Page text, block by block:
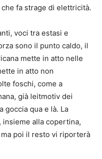
fa strage di elettricità.
voci tra estasi e
sono il punto caldo, il
mette in atto nelle
in atto non
foschi, come a
già leitmotiv dei
goccia qua e là. La
, insieme alla copertina,
poi il resto vi riporterà